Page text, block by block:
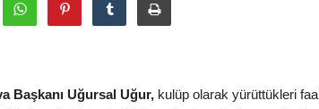
Başkanı Uğursal Uğur, kulüp olarak yürüttükleri